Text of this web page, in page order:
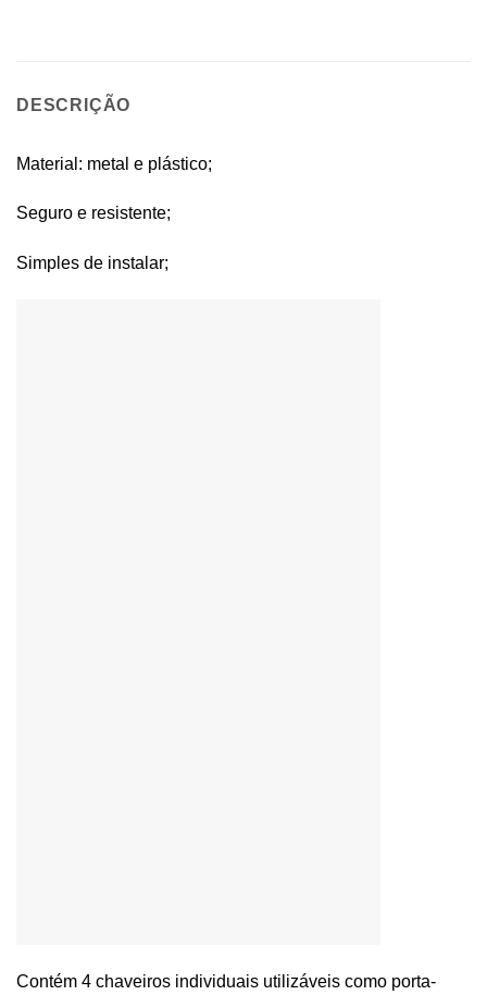
DESCRIÇÃO
Material: metal e plástico;
Seguro e resistente;
Simples de instalar;
Contém 4 chaveiros individuais utilizáveis como porta-